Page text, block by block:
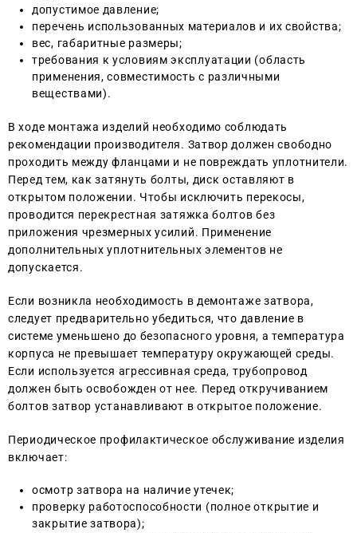
допустимое давление;
перечень использованных материалов и их свойства;
вес, габаритные размеры;
требования к условиям эксплуатации (область
применения, совместимость с различными
веществами).
В ходе монтажа изделий необходимо соблюдать
рекомендации производителя. Затвор должен свободно
проходить между фланцами и не повреждать уплотнители.
Перед тем, как затянуть болты, диск оставляют в
открытом положении. Чтобы исключить перекосы,
проводится перекрестная затяжка болтов без
приложения чрезмерных усилий. Применение
дополнительных уплотнительных элементов не
допускается.
Если возникла необходимость в демонтаже затвора,
следует предварительно убедиться, что давление в
системе уменьшено до безопасного уровня, а температура
корпуса не превышает температуру окружающей среды.
Если используется агрессивная среда, трубопровод
должен быть освобожден от нее. Перед откручиванием
болтов затвор устанавливают в открытое положение.
Периодическое профилактическое обслуживание изделия
включает:
осмотр затвора на наличие утечек;
проверку работоспособности (полное открытие и
закрытие затвора);